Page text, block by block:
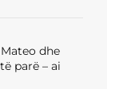
dhe
parë – ai